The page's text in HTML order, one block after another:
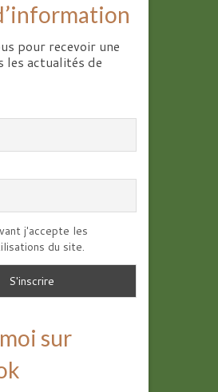
pour recevoir une
les actualités de
j'accepte les
du site.
sur